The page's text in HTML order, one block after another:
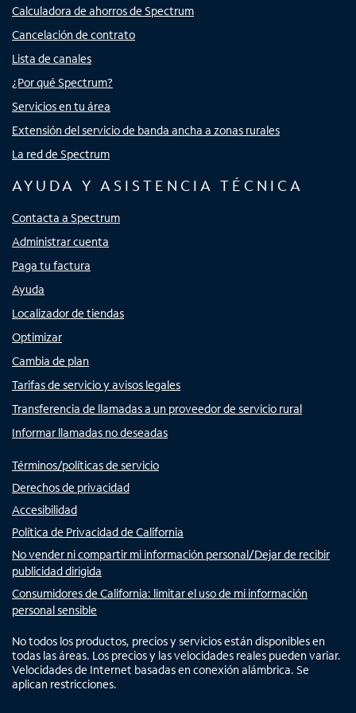
Calculadora de ahorros de Spectrum
Cancelación de contrato
Lista de canales
¿Por qué Spectrum?
Servicios en tu área
Extensión del servicio de banda ancha a zonas rurales
La red de Spectrum
AYUDA Y ASISTENCIA TÉCNICA
Contacta a Spectrum
Administrar cuenta
Paga tu factura
Ayuda
Localizador de tiendas
Optimizar
Cambia de plan
Tarifas de servicio y avisos legales
Transferencia de llamadas a un proveedor de servicio rural
Informar llamadas no deseadas
Términos/políticas de servicio
Derechos de privacidad
Accesibilidad
Política de Privacidad de California
No vender ni compartir mi información personal/Dejar de recibir
publicidad dirigida
Consumidores de California: limitar el uso de mi información
personal sensible
No todos los productos, precios y servicios están disponibles en
todas las áreas. Los precios y las velocidades reales pueden variar.
Velocidades de Internet basadas en conexión alámbrica. Se
aplican restricciones.